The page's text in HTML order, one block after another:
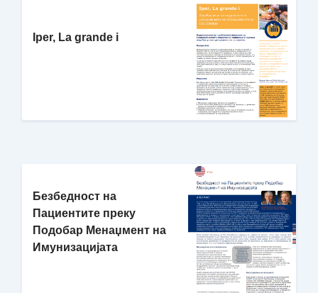
Iper, La grande i
Безбедност на
Пациентите преку
Подобар Менаџмент на
Имунизацијата